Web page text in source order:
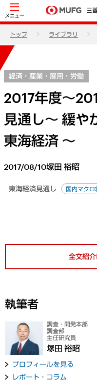
メニュー
トップ ライブラリ
経済・産業・雇用・労働
2017年度～
見通し～ 緩や
東海経済 ～
2017/08/10塚田 裕昭
東海経済見通し 国内マクロ
全文紹
執筆者
調査・開発本部
調査部
主任研究員
塚田 裕昭
プロフィールを見る
レポート・コラム